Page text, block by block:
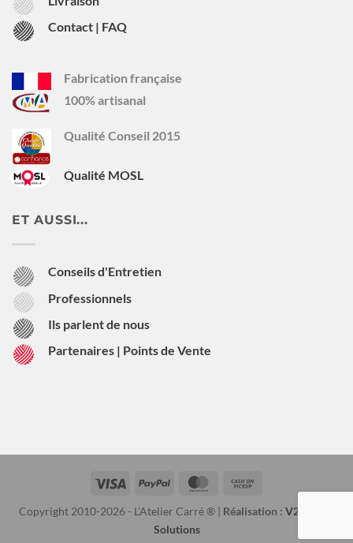
Contact | FAQ
Fabrication française
100% artisanal
Qualité Conseil 2015
Qualité MOSL
ET AUSSI...
Conseils d'Entretien
Professionnels
Ils parlent de nous
Partenaires | Points de Vente
Visa PayPal MasterCard
Pickup
Copyright 2010-2026 - L'Atelier Carré ® | Réalisation : V2 Digital
Solutions